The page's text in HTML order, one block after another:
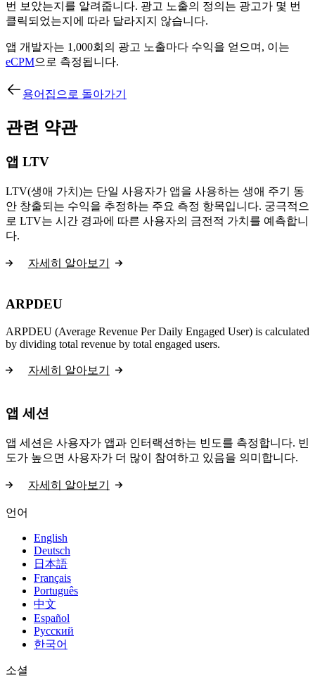
번 보았는지를 알려줍니다. 광고 노출의 정의는 광고가 몇 번
클릭되었는지에 따라 달라지지 않습니다.
앱 개발자는 1,000회의 광고 노출마다 수익을 얻으며, 이는
eCPM으로 측정됩니다.
용어집으로 돌아가기
관련 약관
앱 LTV
LTV(생애 가치)는 단일 사용자가 앱을 사용하는 생애 주기 동
안 창출되는 수익을 추정하는 주요 측정 항목입니다. 궁극적으
로 LTV는 시간 경과에 따른 사용자의 금전적 가치를 예측합니
다.
자세히 알아보기
ARPDEU
ARPDEU (Average Revenue Per Daily Engaged User) is calculated
by dividing total revenue by total engaged users.
자세히 알아보기
앱 세션
앱 세션은 사용자가 앱과 인터랙션하는 빈도를 측정합니다. 빈
도가 높으면 사용자가 더 많이 참여하고 있음을 의미합니다.
자세히 알아보기
언어
English
Deutsch
日本語
Français
Português
中文
Español
Русский
한국어
소셜